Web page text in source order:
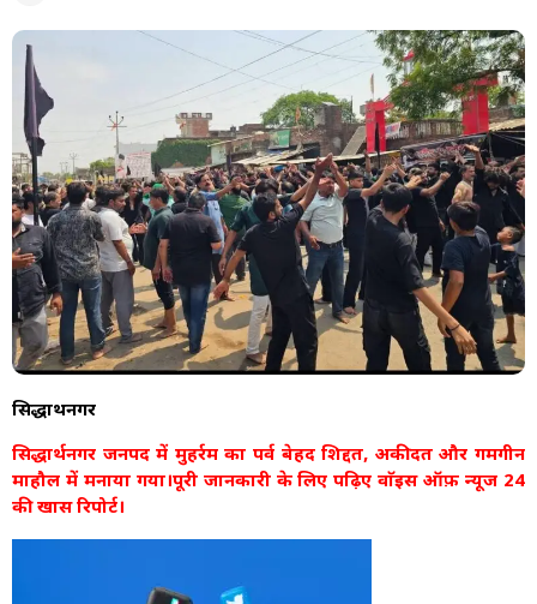
सिद्धार्थनगर
सिद्धार्थनगर जनपद में मुहर्रम का पर्व बेहद शिद्दत, अकीदत और गमगीन
माहौल में मनाया गया।पूरी जानकारी के लिए पढ़िए वाॅइस ऑफ़ न्यूज 24
की खास रिपोर्ट।